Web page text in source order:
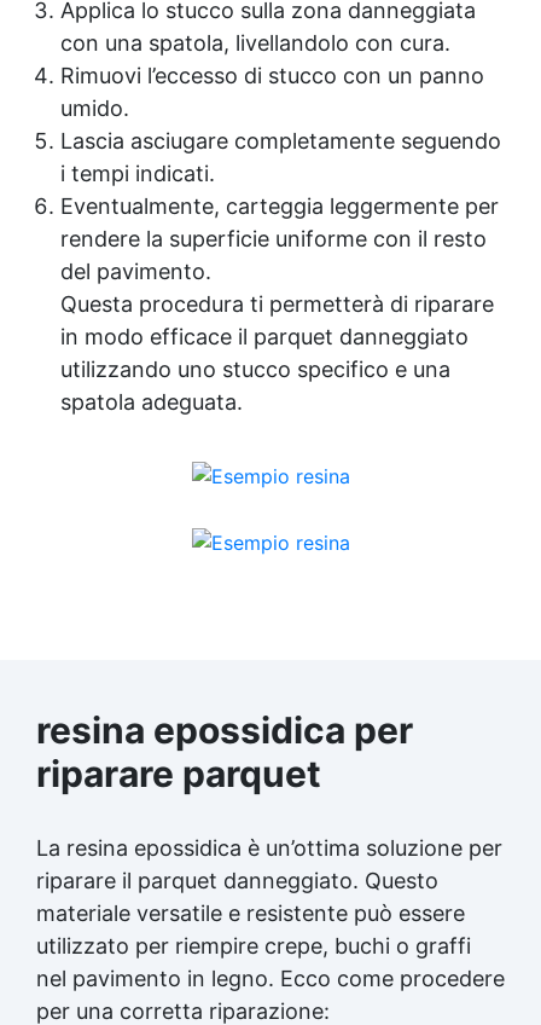
Applica lo stucco sulla zona danneggiata
con una spatola, livellandolo con cura.
Rimuovi l’eccesso di stucco con un panno
umido.
Lascia asciugare completamente seguendo
i tempi indicati.
Eventualmente, carteggia leggermente per
rendere la superficie uniforme con il resto
del pavimento.
Questa procedura ti permetterà di riparare
in modo efficace il parquet danneggiato
utilizzando uno stucco specifico e una
spatola adeguata.
resina epossidica per
riparare parquet
La resina epossidica è un’ottima soluzione per
riparare il parquet danneggiato. Questo
materiale versatile e resistente può essere
utilizzato per riempire crepe, buchi o graffi
nel pavimento in legno. Ecco come procedere
per una corretta riparazione: